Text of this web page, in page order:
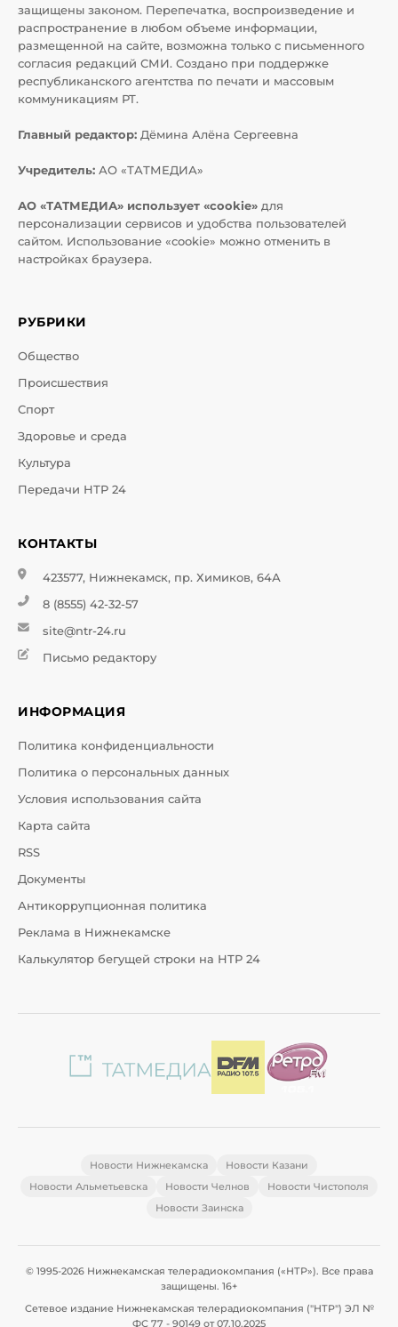
защищены законом. Перепечатка, воспроизведение и
распространение в любом объеме информации,
размещенной на сайте, возможна только с письменного
согласия редакций СМИ. Создано при поддержке
республиканского агентства по печати и массовым
коммуникациям РТ.
Главный редактор: Дёмина Алёна Сергеевна
Учредитель: АО «ТАТМЕДИА»
АО «ТАТМЕДИА» использует «cookie» для
персонализации сервисов и удобства пользователей
сайтом. Использование «cookie» можно отменить в
настройках браузера.
РУБРИКИ
Общество
Происшествия
Спорт
Здоровье и среда
Культура
Передачи НТР 24
КОНТАКТЫ
423577, Нижнекамск, пр. Химиков, 64А
8 (8555) 42-32-57
site@ntr-24.ru
Письмо редактору
ИНФОРМАЦИЯ
Политика конфиденциальности
Политика о персональных данных
Условия использования сайта
Карта сайта
RSS
Документы
Антикоррупционная политика
Реклама в Нижнекамске
Калькулятор бегущей строки на НТР 24
Новости Нижнекамска
Новости Казани
Новости Альметьевска
Новости Челнов
Новости Чистополя
Новости Заинска
© 1995-2026 Нижнекамская телерадиокомпания («НТР»). Все права
защищены. 16+
Сетевое издание Нижнекамская телерадиокомпания ("НТР") ЭЛ №
ФС 77 - 90149 от 07.10.2025